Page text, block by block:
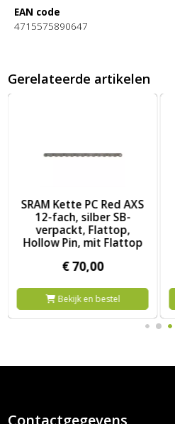
EAN code
4715575890647
Gerelateerde artikelen
KMC Ketting 9V 11/128
X9 114 ZI/GRY
€24,35
Bekijk en bestel
Contactgegevens